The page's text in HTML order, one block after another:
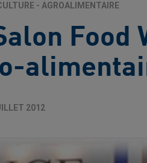
- AGROALIMENTAIRE
Food
2012